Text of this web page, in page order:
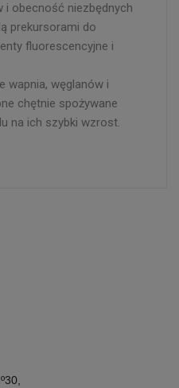
i obecność niezbędnych
prekursorami do
fluorescencyjne i
wapnia, węglanów i
chętnie spożywane
na ich szybki wzrost.